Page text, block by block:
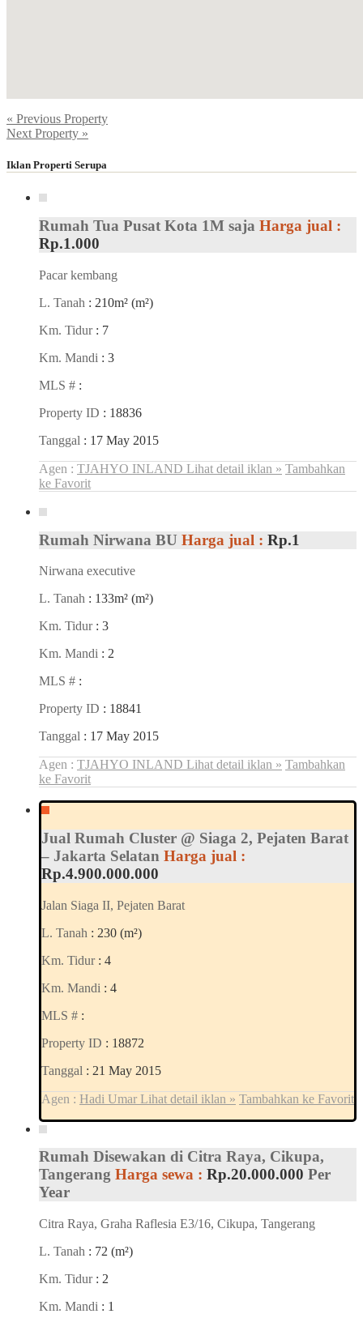
« Previous Property
Next Property »
Iklan Properti Serupa
Rumah Tua Pusat Kota 1M saja Harga jual :
Rp.1.000
Pacar kembang
L. Tanah : 210m² (m²)
Km. Tidur : 7
Km. Mandi : 3
MLS # :
Property ID : 18836
Tanggal : 17 May 2015
Agen : TJAHYO INLAND Lihat detail iklan » Tambahkan
ke Favorit
Rumah Nirwana BU Harga jual : Rp.1
Nirwana executive
L. Tanah : 133m² (m²)
Km. Tidur : 3
Km. Mandi : 2
MLS # :
Property ID : 18841
Tanggal : 17 May 2015
Agen : TJAHYO INLAND Lihat detail iklan » Tambahkan
ke Favorit
Jual Rumah Cluster @ Siaga 2, Pejaten Barat
– Jakarta Selatan Harga jual :
Rp.4.900.000.000
Jalan Siaga II, Pejaten Barat
L. Tanah : 230 (m²)
Km. Tidur : 4
Km. Mandi : 4
MLS # :
Property ID : 18872
Tanggal : 21 May 2015
Agen : Hadi Umar Lihat detail iklan » Tambahkan ke Favorit
Rumah Disewakan di Citra Raya, Cikupa,
Tangerang Harga sewa : Rp.20.000.000 Per
Year
Citra Raya, Graha Raflesia E3/16, Cikupa, Tangerang
L. Tanah : 72 (m²)
Km. Tidur : 2
Km. Mandi : 1